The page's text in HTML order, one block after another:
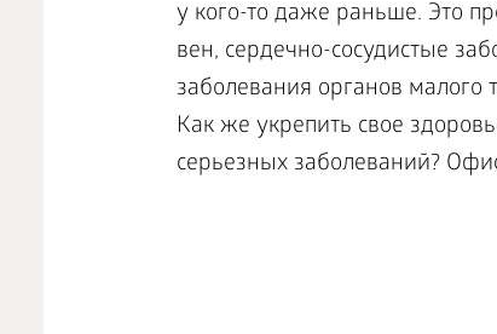
у кого-то даже раньше. Это
вен, сердечно-сосудистые
заболевания органов
Как же укрепить свое
серьезных заболеваний?